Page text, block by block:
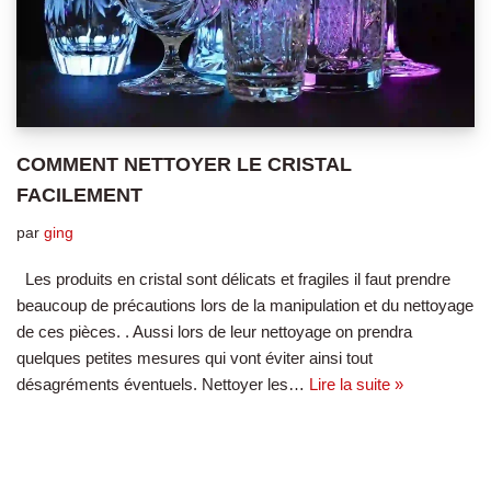
COMMENT NETTOYER LE CRISTAL
FACILEMENT
par ging
Les produits en cristal sont délicats et fragiles il faut prendre
beaucoup de précautions lors de la manipulation et du nettoyage
de ces pièces. . Aussi lors de leur nettoyage on prendra
quelques petites mesures qui vont éviter ainsi tout
désagréments éventuels. Nettoyer les… Lire la suite »